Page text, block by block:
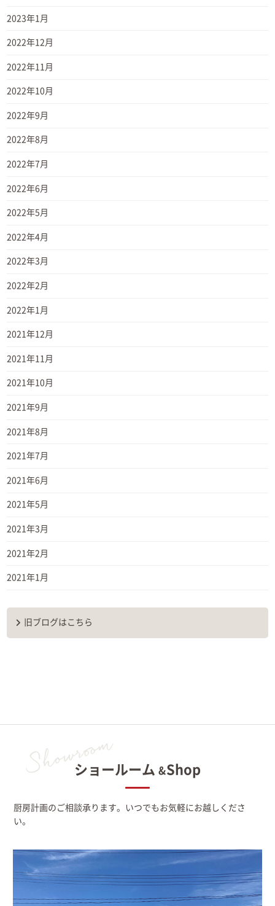
2023年1月
2022年12月
2022年11月
2022年10月
2022年9月
2022年8月
2022年7月
2022年6月
2022年5月
2022年4月
2022年3月
2022年2月
2022年1月
2021年12月
2021年11月
2021年10月
2021年9月
2021年8月
2021年7月
2021年6月
2021年5月
2021年3月
2021年2月
2021年1月
旧ブログはこちら
ショールーム &Shop
厨房計画のご相談承ります。いつでもお気軽にお越しくださ
い。